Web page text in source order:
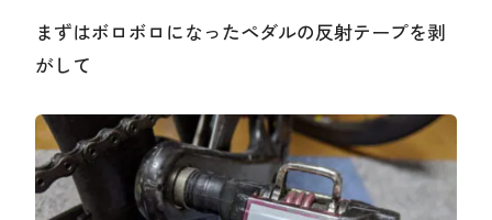
まずはボロボロになったペダルの反射テープを剥
がして